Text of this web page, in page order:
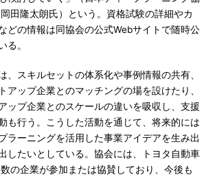
田隆太朗氏）という。資格試験の詳細やカ
どの情報は同協会の公式Webサイトで随時公
る。
スキルセットの体系化や事例情報の共有、
アップ企業とのマッチングの場を設けたり、
ップ企業とのスケールの違いを吸収し、支援
も行う。こうした活動を通じて、将来的には
ラーニングを活用した事業アイデアを生み出
したいとしている。協会には、トヨタ自動車
の企業が参加または協賛しており、今後も